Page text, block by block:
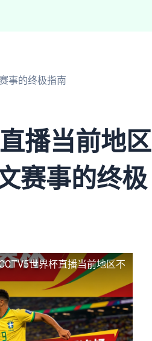
事的终极指南
播当前地区
赛事的终极
世界杯直播当前地区不